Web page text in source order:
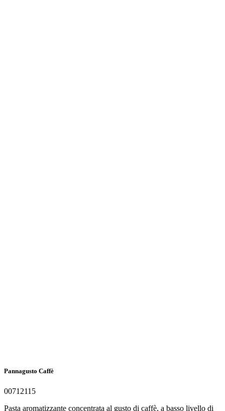
Pannagusto Caffè
00712115
Pasta aromatizzante concentrata al gusto di caffè, a basso livello di